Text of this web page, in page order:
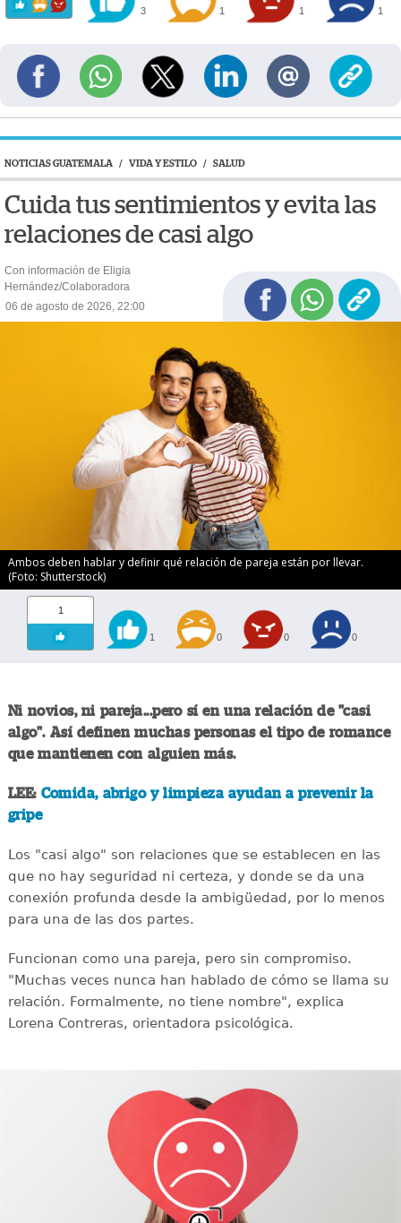
3 1 1 1
NOTICIAS GUATEMALA / VIDA Y ESTILO / SALUD
Cuida tus sentimientos y evita las
relaciones de casi algo
Con información de Eligia
Hernández/Colaboradora
06 de agosto de 2026, 22:00
Ambos deben hablar y definir qué relación de pareja están por llevar.
(Foto: Shutterstock)
1
1 0 0 0
Ni novios, ni pareja...pero sí en una relación de "casi
algo". Así definen muchas personas el tipo de romance
que mantienen con alguien más.
LEE: Comida, abrigo y limpieza ayudan a prevenir la
gripe
Los "casi algo" son relaciones que se establecen en las
que no hay seguridad ni certeza, y donde se da una
conexión profunda desde la ambigüedad, por lo menos
para una de las dos partes.
Funcionan como una pareja, pero sin compromiso.
"Muchas veces nunca han hablado de cómo se llama su
relación. Formalmente, no tiene nombre", explica
Lorena Contreras, orientadora psicológica.